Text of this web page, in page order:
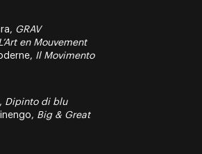
GRAV
en Mouvement
Il Movimento
Dipinto di blu
Big & Great